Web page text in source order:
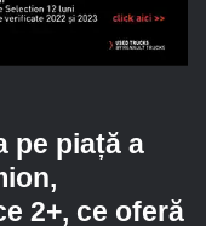
pe piață a
2+, ce oferă